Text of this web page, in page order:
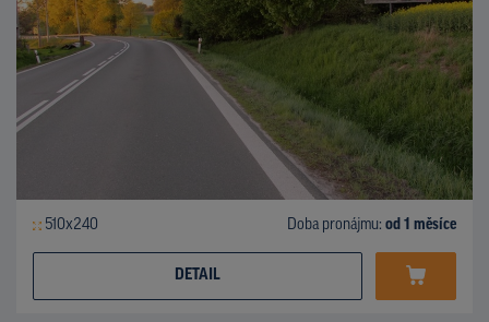
510x240 Doba pronájmu: od 1 měsíce
DETAIL